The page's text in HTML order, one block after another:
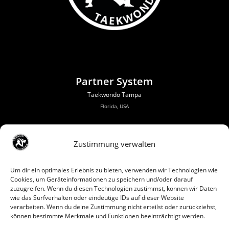
Zustimmung verwalten
Um dir ein optimales Erlebnis zu bieten, verwenden wir Technologien wie
Cookies, um Geräteinformationen zu speichern und/oder darauf
zuzugreifen. Wenn du diesen Technologien zustimmst, können wir Daten
wie das Surfverhalten oder eindeutige IDs auf dieser Website
verarbeiten. Wenn du deine Zustimmung nicht erteilst oder zurückziehst,
können bestimmte Merkmale und Funktionen beeinträchtigt werden.
Partner System
Taekwondo Tampa
Florida, USA